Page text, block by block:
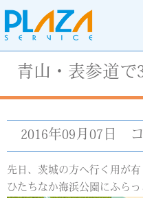
青山・表参道で
2016年09月07日
先日、茨城の方へ行く用が
ひたちなか海浜公園にふらっ